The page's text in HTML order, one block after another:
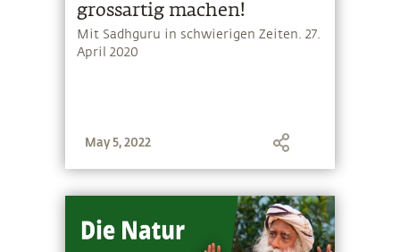
grossartig machen!
Mit Sadhguru in schwierigen Zeiten. 27.
April 2020
May 5, 2022